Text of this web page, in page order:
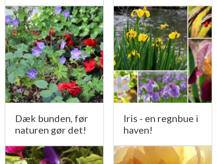
Dæk bunden, før
naturen gør det!
Iris - en regnbue i
haven!